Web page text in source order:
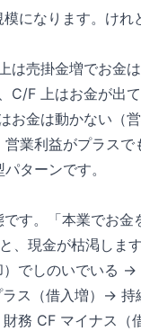
になります。け
売掛金増でお金は
C/F 上はお金が出て
金は動かない（営
業利益がプラス
ターンです。
す。「本業でお金
、現金が枯渇します
でしのいでいる →
ス（借入増）→ 持
務 CF マイナス